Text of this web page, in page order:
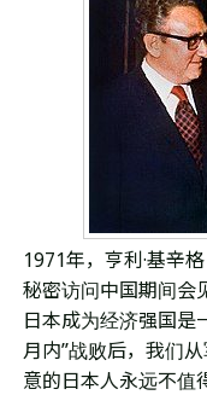
1971年，亨利·基辛
秘密访问中国期间会
日本成为经济强国是
月内”战败后，我们
意的日本人永远不值